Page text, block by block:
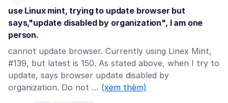
use Linux mint, trying to update browser but
says,"update disabled by organization", I am one
person.
cannot update browser. Currently using Linex Mint,
#139, but latest is 150. As stated above, when I try to
update, says browser update disabled by
organization. Do not … (xem thêm)